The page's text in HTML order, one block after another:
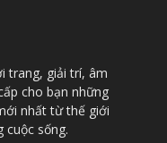
trang, giải trí, âm
cho bạn những
nhất từ thế giới
cuộc sống.